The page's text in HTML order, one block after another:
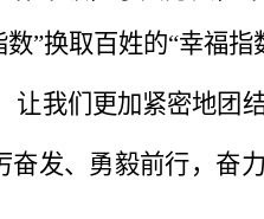
”换取百姓的“幸福指
让我们更加紧密地团
发、勇毅前行，奋